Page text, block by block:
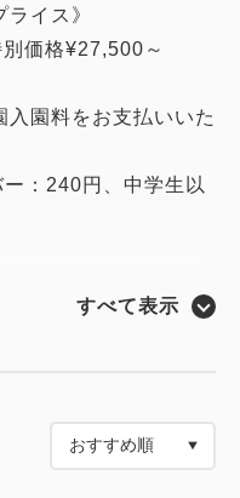
イス》
価格¥27,500～
園料をお支払いいた
：240円、中学生以
ラン内にご用意があ
すべて表示